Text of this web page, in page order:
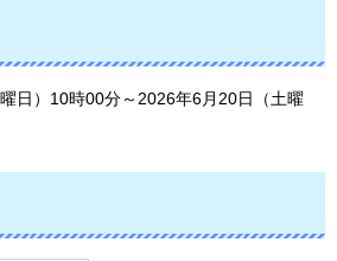
日）10時00分～2026年6月20日（土曜